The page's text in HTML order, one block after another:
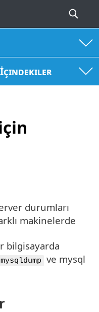
İçindekiler
durumları
makinelerde
bilgisayarda
mysqldump
ve mysql